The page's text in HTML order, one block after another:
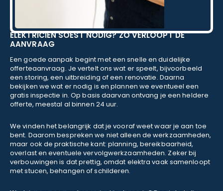
ELEKTRICIEN SOEST NODIG? ZO VERLOOPT DE
AANVRAAG
Een goede aanpak begint met een snelle en duidelijke
offerteaanvraag. Je vertelt ons wat er speelt, bijvoorbeeld
een storing, een uitbreiding of een renovatie. Daarna
bekijken we wat er nodig is en plannen we eventueel een
gratis inspectie in. Op basis daarvan ontvang je een heldere
offerte, meestal al binnen 24 uur.
We vinden het belangrijk dat je vooraf weet waar je aan toe
bent. Daarom bespreken we niet alleen de werkzaamheden,
maar ook de praktische kant: planning, bereikbaarheid,
overlast en eventuele vervolgwerkzaamheden. Zeker bij
verbouwingen is dat prettig, omdat elektra vaak samenloopt
met stucen, behangen of schilderen.